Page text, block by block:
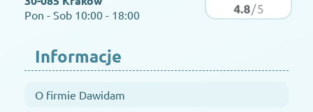
Pon - Sob 10:00 - 18:00
Informacje
O firmie Dawidam